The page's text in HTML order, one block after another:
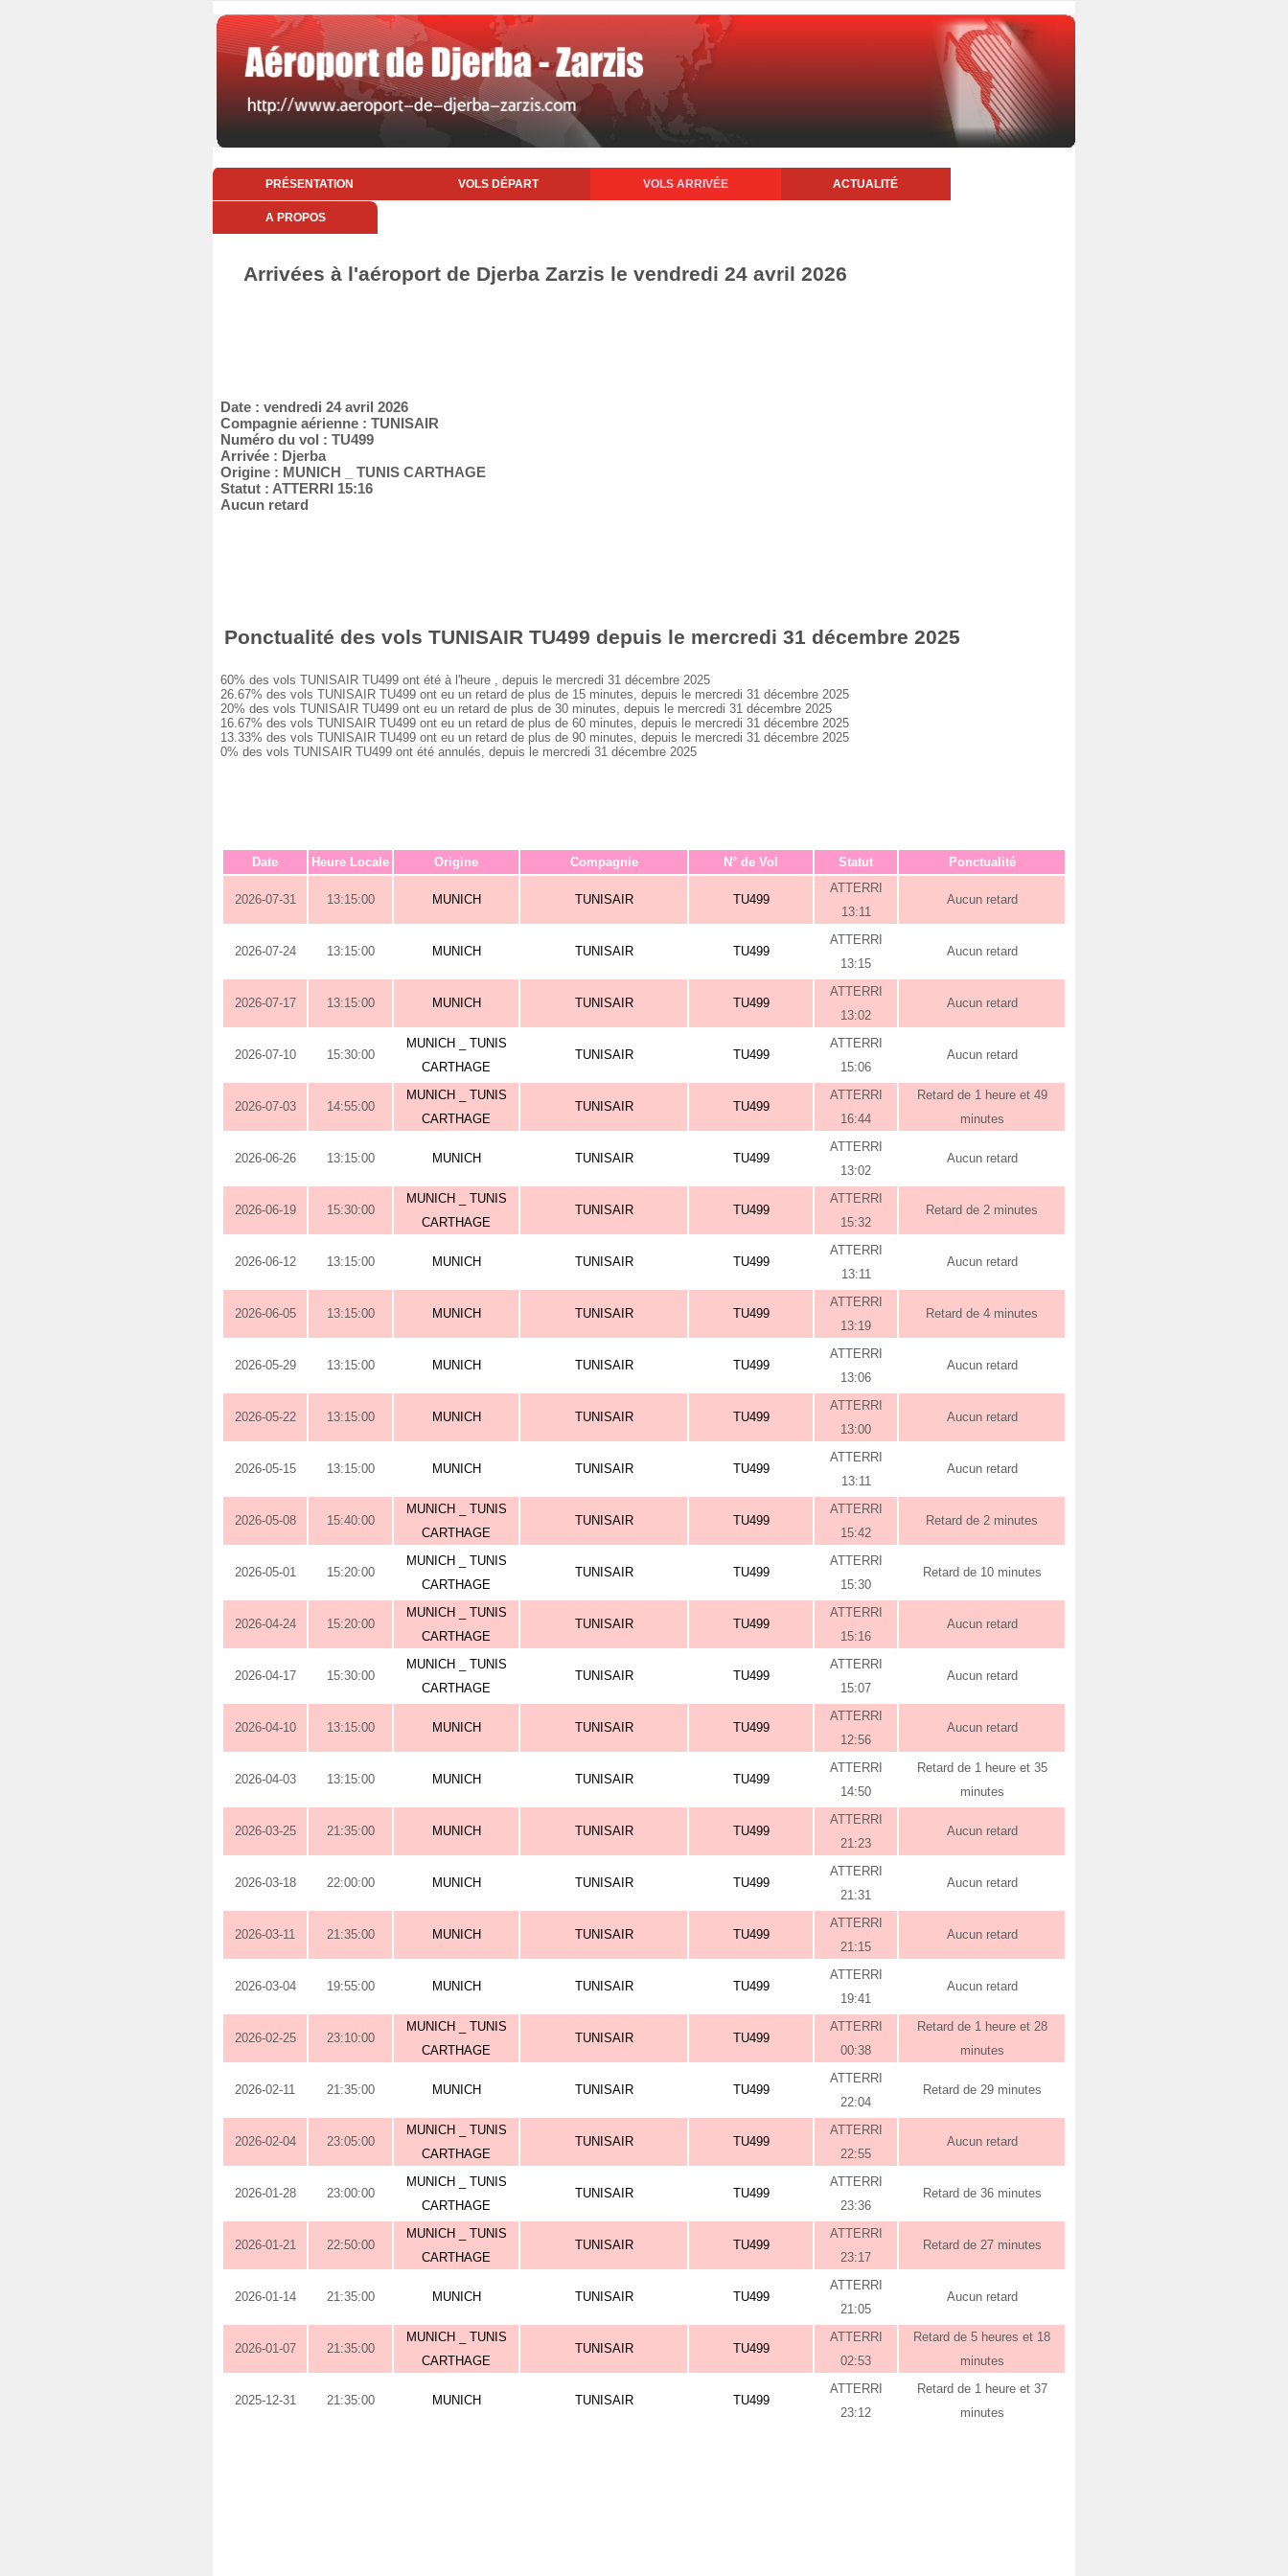
PRÉSENTATION VOLS DÉPART VOLS ARRIVÉE ACTUALITÉ
A PROPOS
Arrivées à l'aéroport de Djerba Zarzis le vendredi 24 avril 2026
Date : vendredi 24 avril 2026
Compagnie aérienne : TUNISAIR
Numéro du vol : TU499
Arrivée : Djerba
Origine : MUNICH _ TUNIS CARTHAGE
Statut : ATTERRI 15:16
Aucun retard
Ponctualité des vols TUNISAIR TU499 depuis le mercredi 31 décembre 2025
60% des vols TUNISAIR TU499 ont été à l'heure , depuis le mercredi 31 décembre 2025
26.67% des vols TUNISAIR TU499 ont eu un retard de plus de 15 minutes, depuis le mercredi 31 décembre 2025
20% des vols TUNISAIR TU499 ont eu un retard de plus de 30 minutes, depuis le mercredi 31 décembre 2025
16.67% des vols TUNISAIR TU499 ont eu un retard de plus de 60 minutes, depuis le mercredi 31 décembre 2025
13.33% des vols TUNISAIR TU499 ont eu un retard de plus de 90 minutes, depuis le mercredi 31 décembre 2025
0% des vols TUNISAIR TU499 ont été annulés, depuis le mercredi 31 décembre 2025
Date Heure Locale Origine Compagnie N° de Vol Statut Ponctualité
2026-07-31 13:15:00 MUNICH TUNISAIR TU499
ATTERRI
13:11
Aucun retard
2026-07-24 13:15:00 MUNICH TUNISAIR TU499
ATTERRI
13:15
Aucun retard
2026-07-17 13:15:00 MUNICH TUNISAIR TU499
ATTERRI
13:02
Aucun retard
2026-07-10 15:30:00
MUNICH _ TUNIS
CARTHAGE
TUNISAIR TU499
ATTERRI
15:06
Aucun retard
2026-07-03 14:55:00
MUNICH _ TUNIS
CARTHAGE
TUNISAIR TU499
ATTERRI
16:44
Retard de 1 heure et 49
minutes
2026-06-26 13:15:00 MUNICH TUNISAIR TU499
ATTERRI
13:02
Aucun retard
2026-06-19 15:30:00
MUNICH _ TUNIS
CARTHAGE
TUNISAIR TU499
ATTERRI
15:32
Retard de 2 minutes
2026-06-12 13:15:00 MUNICH TUNISAIR TU499
ATTERRI
13:11
Aucun retard
2026-06-05 13:15:00 MUNICH TUNISAIR TU499
ATTERRI
13:19
Retard de 4 minutes
2026-05-29 13:15:00 MUNICH TUNISAIR TU499
ATTERRI
13:06
Aucun retard
2026-05-22 13:15:00 MUNICH TUNISAIR TU499
ATTERRI
13:00
Aucun retard
2026-05-15 13:15:00 MUNICH TUNISAIR TU499
ATTERRI
13:11
Aucun retard
2026-05-08 15:40:00
MUNICH _ TUNIS
CARTHAGE
TUNISAIR TU499
ATTERRI
15:42
Retard de 2 minutes
2026-05-01 15:20:00
MUNICH _ TUNIS
CARTHAGE
TUNISAIR TU499
ATTERRI
15:30
Retard de 10 minutes
2026-04-24 15:20:00
MUNICH _ TUNIS
CARTHAGE
TUNISAIR TU499
ATTERRI
15:16
Aucun retard
2026-04-17 15:30:00
MUNICH _ TUNIS
CARTHAGE
TUNISAIR TU499
ATTERRI
15:07
Aucun retard
2026-04-10 13:15:00 MUNICH TUNISAIR TU499
ATTERRI
12:56
Aucun retard
2026-04-03 13:15:00 MUNICH TUNISAIR TU499
ATTERRI
14:50
Retard de 1 heure et 35
minutes
2026-03-25 21:35:00 MUNICH TUNISAIR TU499
ATTERRI
21:23
Aucun retard
2026-03-18 22:00:00 MUNICH TUNISAIR TU499
ATTERRI
21:31
Aucun retard
2026-03-11 21:35:00 MUNICH TUNISAIR TU499
ATTERRI
21:15
Aucun retard
2026-03-04 19:55:00 MUNICH TUNISAIR TU499
ATTERRI
19:41
Aucun retard
2026-02-25 23:10:00
MUNICH _ TUNIS
CARTHAGE
TUNISAIR TU499
ATTERRI
00:38
Retard de 1 heure et 28
minutes
2026-02-11 21:35:00 MUNICH TUNISAIR TU499
ATTERRI
22:04
Retard de 29 minutes
2026-02-04 23:05:00
MUNICH _ TUNIS
CARTHAGE
TUNISAIR TU499
ATTERRI
22:55
Aucun retard
2026-01-28 23:00:00
MUNICH _ TUNIS
CARTHAGE
TUNISAIR TU499
ATTERRI
23:36
Retard de 36 minutes
2026-01-21 22:50:00
MUNICH _ TUNIS
CARTHAGE
TUNISAIR TU499
ATTERRI
23:17
Retard de 27 minutes
2026-01-14 21:35:00 MUNICH TUNISAIR TU499
ATTERRI
21:05
Aucun retard
2026-01-07 21:35:00
MUNICH _ TUNIS
CARTHAGE
TUNISAIR TU499
ATTERRI
02:53
Retard de 5 heures et 18
minutes
2025-12-31 21:35:00 MUNICH TUNISAIR TU499
ATTERRI
23:12
Retard de 1 heure et 37
minutes